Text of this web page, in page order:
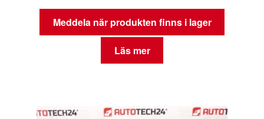
Meddela när produkten finns i lager
Läs mer